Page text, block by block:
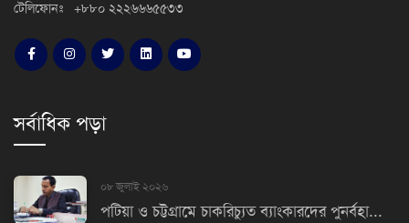
টেলিফোনঃ +৮৮০ ২২২৬৬৬৫৫৩৩
সর্বাধিক পড়া
০৮ জুলাই ২০২৬
পটিয়া ও চট্টগ্রামে চাকরিচ্যুত ব্যাংকারদের পুনর্বহা...